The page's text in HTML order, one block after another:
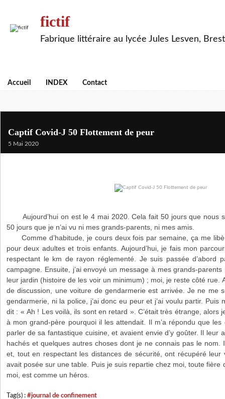
fictif
Fabrique littéraire au lycée Jules Lesven, Brest
Accueil INDEX Contact
Captif Covid-J 50 Flottement de peur
5 Mai 2020
Aujourd’hui on est le 4 mai 2020. Cela fait 50 jours que nous
50 jours que je n’ai vu ni mes grands-parents, ni mes amis.
Comme d’habitude, je cours deux fois par semaine, ça me
pour deux adultes et trois enfants. Aujourd’hui, je fais mon
respectant le km de rayon réglementé. Je suis passée d’abord
campagne. Ensuite, j’ai envoyé un message à mes grands-
leur jardin (histoire de les voir un minimum) ; moi, je reste côté rue.
de discussion, une voiture de gendarmerie est arrivée. Je ne me
gendarmerie, ni la police, j’ai donc eu peur et j’ai voulu partir. Puis
dit : « Ah ! Les voilà, ils sont en retard ». C’était très étrange, alors
à mon grand-père pourquoi il les attendait. Il m’a répondu que
parler de sa fantastique cuisine, et avaient envie d’y goûter. Il leur
hachés et quelques autres choses dont je ne connais pas le nom.
et, tout en respectant les distances de sécurité, ont récupéré leur
avait posée sur une table. Puis je suis repartie chez moi, toute fière
moi, est comme un héros.
Tag(s) : #journal de confinement